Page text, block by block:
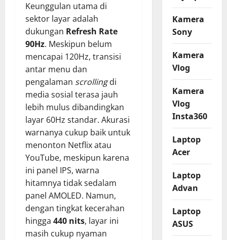
Keunggulan utama di
sektor layar adalah
dukungan Refresh Rate
90Hz. Meskipun belum
mencapai 120Hz, transisi
antar menu dan
pengalaman scrollingdi
media sosial terasa jauh
lebih mulus dibandingkan
layar 60Hz standar. Akurasi
warnanya cukup baik untuk
menonton Netflix atau
YouTube, meskipun karena
ini panel IPS, warna
hitamnya tidak sedalam
panel AMOLED. Namun,
dengan tingkat kecerahan
hingga 440 nits, layar ini
masih cukup nyaman
Kamera
Sony
Kamera
Vlog
Kamera
Vlog
Insta360
Laptop
Acer
Laptop
Advan
Laptop
ASUS